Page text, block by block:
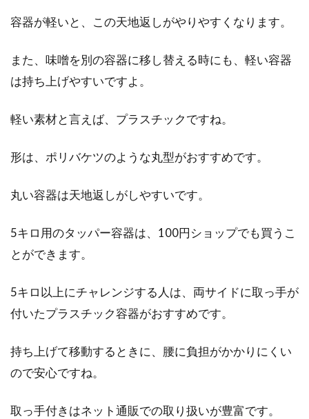
容器が軽いと、この天地返しがやりやすくなります。
また、味噌を別の容器に移し替える時にも、軽い容器
は持ち上げやすいですよ。
軽い素材と言えば、プラスチックですね。
形は、ポリバケツのような丸型がおすすめです。
丸い容器は天地返しがしやすいです。
5キロ用のタッパー容器は、100円ショップでも買うこ
とができます。
5キロ以上にチャレンジする人は、両サイドに取っ手が
付いたプラスチック容器がおすすめです。
持ち上げて移動するときに、腰に負担がかかりにくい
ので安心ですね。
取っ手付きはネット通販での取り扱いが豊富です。